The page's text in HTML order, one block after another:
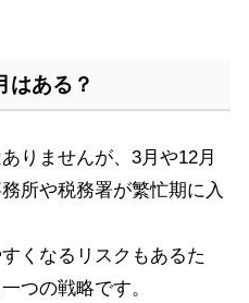
はある？
りませんが、 3月や12月
所や税務署が繁忙期に入
くなるリスクもあるた
つの戦略です。